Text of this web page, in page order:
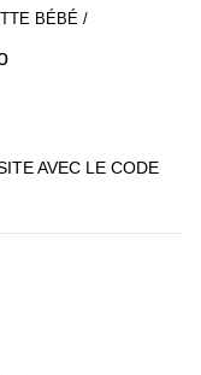
BÉBÉ /
AVEC LE CODE